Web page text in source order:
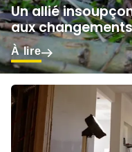
Un allié
aux
À lire